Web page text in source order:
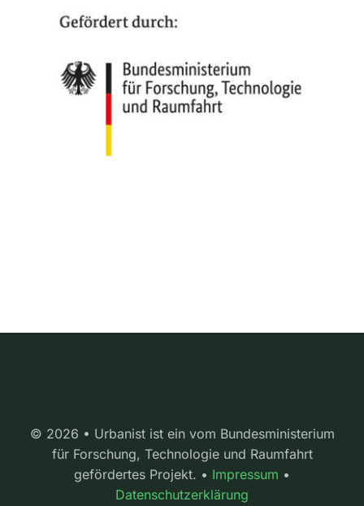
© 2026 • Urbanist ist ein vom Bundesministerium
für Forschung, Technologie und Raumfahrt
gefördertes Projekt. • Impressum •
Datenschutzerklärung